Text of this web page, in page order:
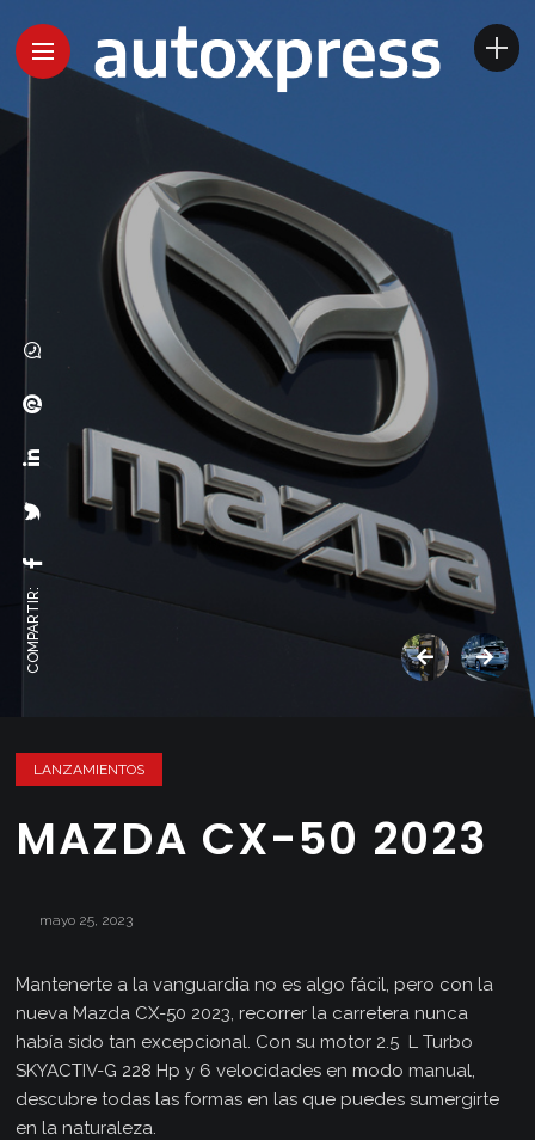
COMPARTIR:
LANZAMIENTOS
MAZDA CX-50 2023
mayo 25, 2023
Mantenerte a la vanguardia no es algo fácil, pero con la
nueva Mazda CX-50 2023, recorrer la carretera nunca
había sido tan excepcional. Con su motor 2.5 L Turbo
SKYACTIV-G 228 Hp y 6 velocidades en modo manual,
descubre todas las formas en las que puedes sumergirte
en la naturaleza.